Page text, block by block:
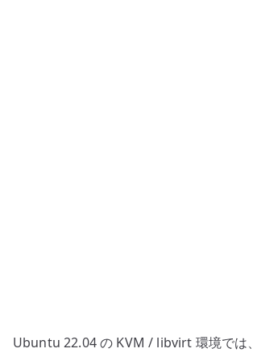
Ubuntu 22.04 の KVM / libvirt 環境では、